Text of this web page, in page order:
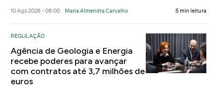
10 Ago 2026 - 08:00 Maria Almendra Carvalho 5 min leitura
REGULAÇÃO
Agência de Geologia e Energia
recebe poderes para avançar
com contratos até 3,7 milhões de
euros